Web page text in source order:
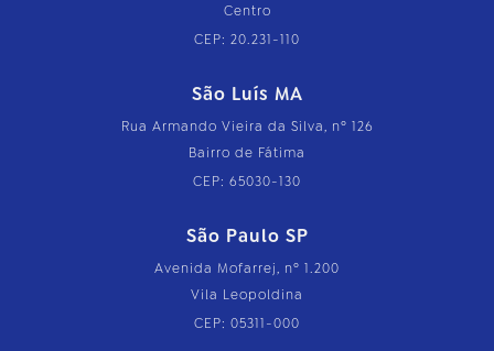
Centro
CEP: 20.231-110
São Luís MA
Rua Armando Vieira da Silva, nº 126
Bairro de Fátima
CEP: 65030-130
São Paulo SP
Avenida Mofarrej, nº 1.200
Vila Leopoldina
CEP: 05311-000